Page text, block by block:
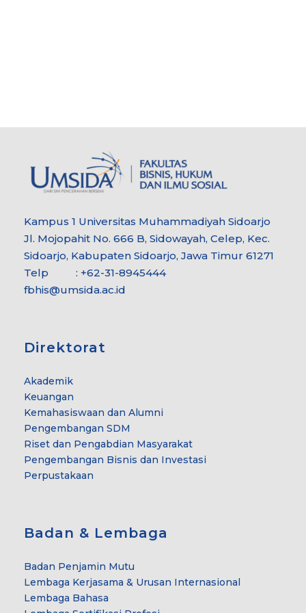
Kampus 1 Universitas Muhammadiyah Sidoarjo
Jl. Mojopahit No. 666 B, Sidowayah, Celep, Kec.
Sidoarjo, Kabupaten Sidoarjo, Jawa Timur 61271
Telp : +62-31-8945444
fbhis@umsida.ac.id
Direktorat
Akademik
Keuangan
Kemahasiswaan dan Alumni
Pengembangan SDM
Riset dan Pengabdian Masyarakat
Pengembangan Bisnis dan Investasi
Perpustakaan
Badan & Lembaga
Badan Penjamin Mutu
Lembaga Kerjasama & Urusan Internasional
Lembaga Bahasa